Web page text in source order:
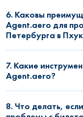
6. Каковы
Agent.aero для
Петербурга в
7. Какие
Agent.aero?
8. Что делать,